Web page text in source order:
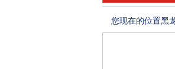
您现在的位置黑